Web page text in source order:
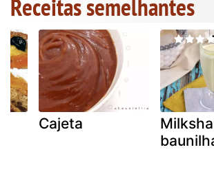
Receitas semelhantes
Cajeta